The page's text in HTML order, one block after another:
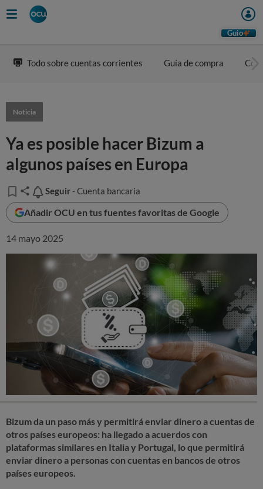
Guio
Todo sobre cuentas corrientes Guía de compra
Noticia
Ya es posible hacer Bizum a
algunos países en Europa
Seguir
Seguir - Cuenta bancaria
Añadir OCU en tus fuentes favoritas de Google
14 mayo 2025
Bizum da un paso más y permitirá enviar dinero a cuentas de
otros países europeos: ha llegado a acuerdos con
plataformas similares en Italia y Portugal, lo que permitirá
enviar dinero a personas con cuentas en bancos de otros
países europeos.